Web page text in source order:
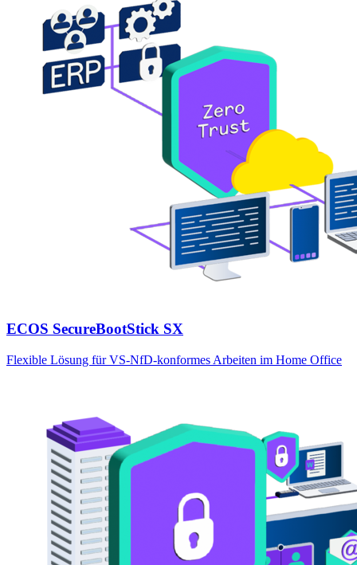
ECOS SecureBootStick SX
Flexible Lösung für VS-NfD-konformes Arbeiten im Home Office